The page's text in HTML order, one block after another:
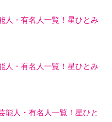
人・有名人一覧！星ひとみ
人・有名人一覧！星ひとみ
能人・有名人一覧！星ひと